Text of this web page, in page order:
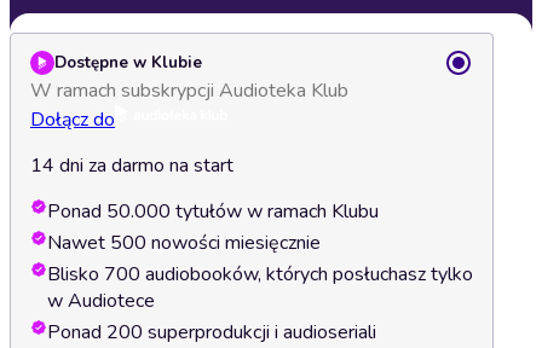
Dostępne w Klubie
W ramach subskrypcji Audioteka Klub
Dołącz do
14 dni za darmo na start
Ponad 50.000 tytułów w ramach Klubu
Nawet 500 nowości miesięcznie
Blisko 700 audiobooków, których posłuchasz tylko
w Audiotece
Ponad 200 superprodukcji i audioseriali